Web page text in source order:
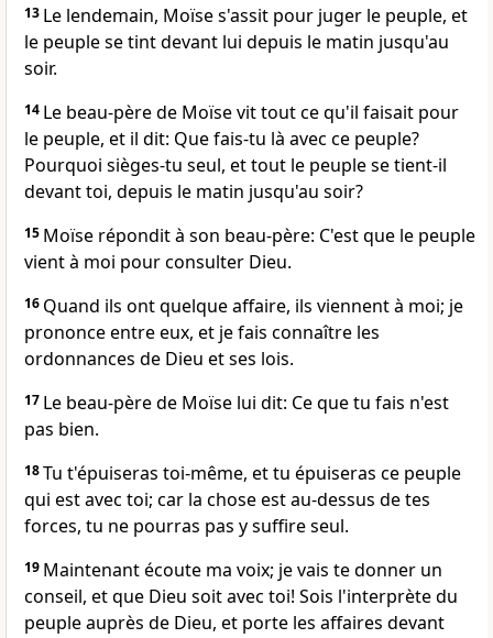
13 Le lendemain, Moïse s'assit pour juger le peuple, et
le peuple se tint devant lui depuis le matin jusqu'au
soir.
14 Le beau-père de Moïse vit tout ce qu'il faisait pour
le peuple, et il dit: Que fais-tu là avec ce peuple?
Pourquoi sièges-tu seul, et tout le peuple se tient-il
devant toi, depuis le matin jusqu'au soir?
15 Moïse répondit à son beau-père: C'est que le peuple
vient à moi pour consulter Dieu.
16 Quand ils ont quelque affaire, ils viennent à moi; je
prononce entre eux, et je fais connaître les
ordonnances de Dieu et ses lois.
17 Le beau-père de Moïse lui dit: Ce que tu fais n'est
pas bien.
18Tu t'épuiseras toi-même, et tu épuiseras ce peuple
qui est avec toi; car la chose est au-dessus de tes
forces, tu ne pourras pas y suffire seul.
19 Maintenant écoute ma voix; je vais te donner un
conseil, et que Dieu soit avec toi! Sois l'interprète du
peuple auprès de Dieu, et porte les affaires devant